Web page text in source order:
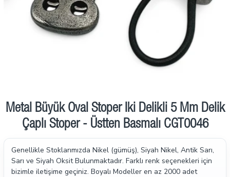
Metal Büyük Oval Stoper İki Delikli 5 Mm Delik
Çaplı Stoper - Üstten Basmalı CGT0046
Genellikle Stoklarımızda Nikel (gümüş), Siyah Nikel, Antik Sarı,
Sarı ve Siyah Oksit Bulunmaktadır. Farklı renk seçenekleri için
bizimle iletişime geçiniz. Boyalı Modeller en az 2000 adet